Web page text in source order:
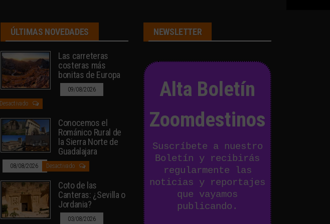
ÚLTIMAS NOVEDADES
Las carreteras
costeras más
bonitas de Europa
09/08/2026
Desactivado
Conocemos el
Románico Rural de
la Sierra Norte de
Guadalajara
08/08/2026 Desactivado
Coto de las
Canteras: ¿Sevilla o
Jordania?
03/08/2026
NEWSLETTER
Alta Boletín
Zoomdestinos
Suscríbete a nuestro
Boletín y recibirás
regularmente las
noticias y reportajes
que vayamos
publicando.